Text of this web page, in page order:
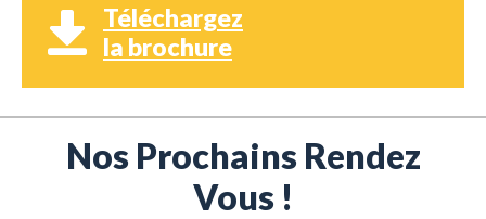
Téléchargez
la brochure
Nos Prochains Rendez
Vous !